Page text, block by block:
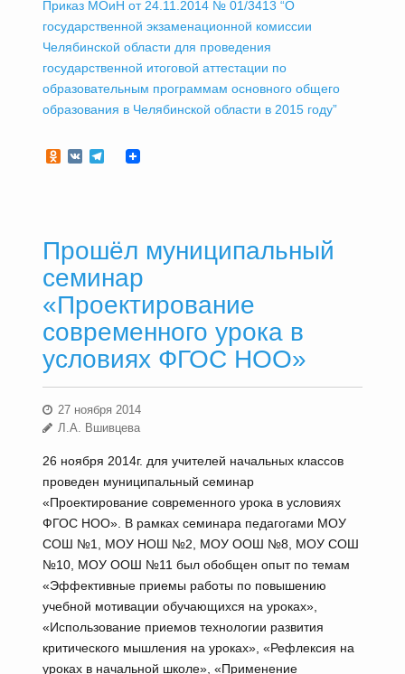
Приказ МОиН от 24.11.2014 № 01/3413 “О
государственной экзаменационной комиссии
Челябинской области для проведения
государственной итоговой аттестации по
образовательным программам основного общего
образования в Челябинской области в 2015 году”
Odnoklassniki
VKTelegram
Прошёл муниципальный
семинар
«Проектирование
современного урока в
условиях ФГОС НОО»
27 ноября 2014
Л.А. Вшивцева
26 ноября 2014г. для учителей начальных классов
проведен муниципальный семинар
«Проектирование современного урока в условиях
ФГОС НОО». В рамках семинара педагогами МОУ
СОШ №1, МОУ НОШ №2, МОУ ООШ №8, МОУ СОШ
№10, МОУ ООШ №11 был обобщен опыт по темам
«Эффективные приемы работы по повышению
учебной мотивации обучающихся на уроках»,
«Использование приемов технологии развития
критического мышления на уроках», «Рефлексия на
уроках в начальной школе», «Применение